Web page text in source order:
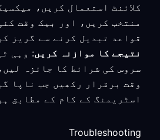
کلائنٹ استعمال کریں،
منتخب کریں، اور بیک وقت
قواعد تبدیل کرنے سے گریز
نتیجے کا موازنہ کریں: وہی
سروس کی شرائط کا جائزہ
وقت برقرار رکھیں جب ناپا
اسٹریمنگ کے کام کے مطابق
Troubleshooting